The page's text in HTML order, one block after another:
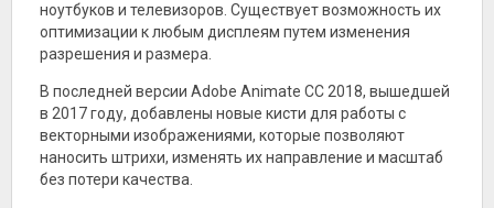
ноутбуков и телевизоров. Существует возможность их
оптимизации к любым дисплеям путем изменения
разрешения и размера.
В последней версии Adobe Animate CC 2018, вышедшей
в 2017 году, добавлены новые кисти для работы с
векторными изображениями, которые позволяют
наносить штрихи, изменять их направление и масштаб
без потери качества.